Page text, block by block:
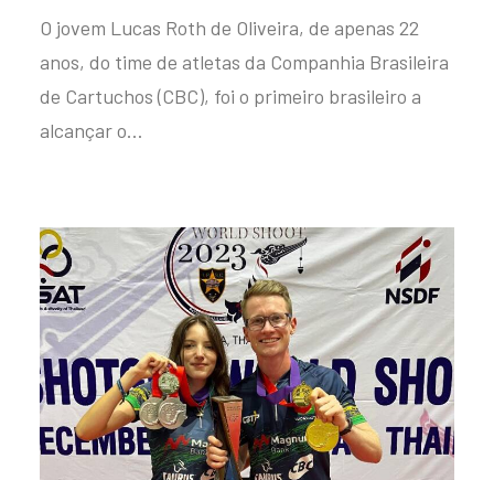
O jovem Lucas Roth de Oliveira, de apenas 22
anos, do time de atletas da Companhia Brasileira
de Cartuchos (CBC), foi o primeiro brasileiro a
alcançar o…